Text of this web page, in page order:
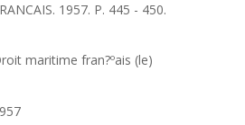
1957. P. 445 - 450.
maritime fran?ºais (le)